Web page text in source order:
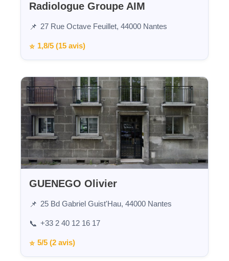
Radiologue Groupe AIM
📌 27 Rue Octave Feuillet, 44000 Nantes
⭐ 1,8/5 (15 avis)
GUENEGO Olivier
📌 25 Bd Gabriel Guist'Hau, 44000 Nantes
📞 +33 2 40 12 16 17
⭐ 5/5 (2 avis)